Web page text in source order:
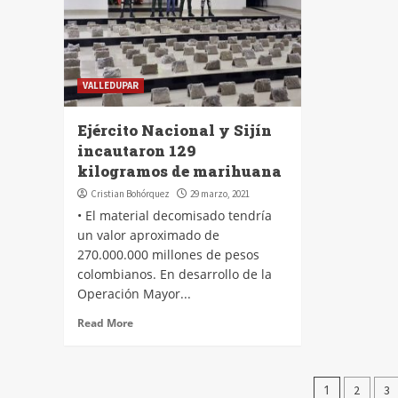
VALLEDUPAR
Ejército Nacional y Sijín
incautaron 129
kilogramos de marihuana
Cristian Bohórquez 29 marzo, 2021
• El material decomisado tendría
un valor aproximado de
270.000.000 millones de pesos
colombianos. En desarrollo de la
Operación Mayor...
Read More
1 2 3